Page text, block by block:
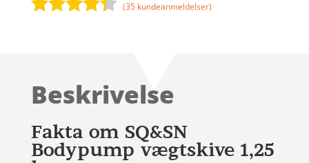
på
mmelser
(35 kundeanmeldelser)
Beskrivelse
Fakta om SQ&SN
Bodypump vægtskive 1,25